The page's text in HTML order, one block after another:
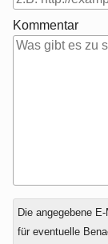
Kommentar
Antwort
zu
Die angegebene
für eventuelle